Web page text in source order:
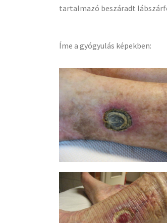
tartalmazó beszáradt
Íme a gyógyulás képekben: